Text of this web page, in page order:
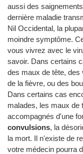
aussi des
dernière maladie
Nil Occidental, la
moindre symptôme.
vous vivrez avec le
savoir. Dans certains
des maux de tête,
de la fièvre, ou des
Dans certains cas
malades, les maux de
accompagnés d'une
convulsions, la
la mort. Il n'existe de
votre médecin pourra